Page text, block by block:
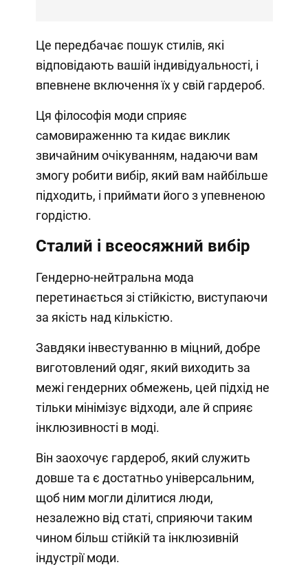
Це передбачає пошук стилів, які
відповідають вашій індивідуальності, і
впевнене включення їх у свій гардероб.
Ця філософія моди сприяє
самовираженню та кидає виклик
звичайним очікуванням, надаючи вам
змогу робити вибір, який вам найбільше
підходить, і приймати його з упевненою
гордістю.
Сталий і всеосяжний вибір
Гендерно-нейтральна мода
перетинається зі стійкістю, виступаючи
за якість над кількістю.
Завдяки інвестуванню в міцний, добре
виготовлений одяг, який виходить за
межі гендерних обмежень, цей підхід не
тільки мінімізує відходи, але й сприяє
інклюзивності в моді.
Він заохочує гардероб, який служить
довше та є достатньо універсальним,
щоб ним могли ділитися люди,
незалежно від статі, сприяючи таким
чином більш стійкій та інклюзивній
індустрії моди.